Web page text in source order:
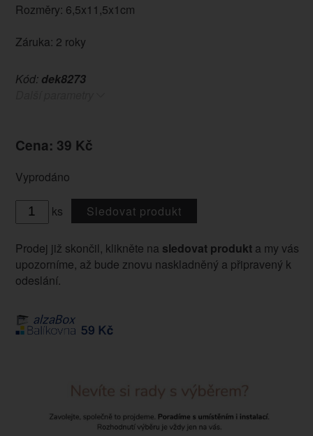
Rozměry: 6,5x11,5x1cm
Záruka: 2 roky
Kód: dek8273
Cena: 39 Kč
Vyprodáno
ks Sledovat produkt
Prodej již skončil, klikněte na sledovat produkta my vás
upozorníme, až bude znovu naskladněný a připravený k
odeslání.